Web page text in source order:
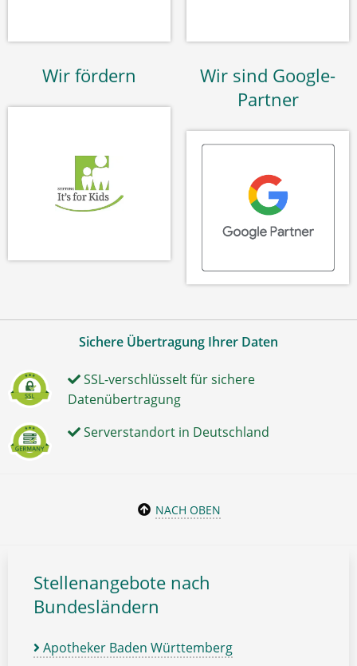
Wir fördern
Wir sind Google-
Partner
Sichere Übertragung Ihrer Daten
SSL-verschlüsselt für sichere
Datenübertragung
Serverstandort in Deutschland
NACH OBEN
Stellenangebote nach
Bundesländern
Apotheker Baden Württemberg